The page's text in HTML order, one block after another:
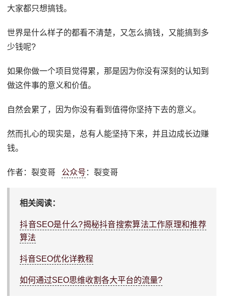
大家都只想搞钱。
世界是什么样子的都看不清楚，又怎么搞钱，又能搞到多
少钱呢?
如果你做一个项目觉得累，那是因为你没有深刻的认知到
做这件事的意义和价值。
自然会累了，因为你没有看到值得你坚持下去的意义。
然而扎心的现实是，总有人能坚持下来，并且边成长边赚
钱。
作者：裂变哥 公众号 ：裂变哥
相关阅读：
抖音SEO是什么?揭秘抖音搜索算法工作原理和推荐
算法
抖音SEO优化详教程
如何通过SEO思维收割各大平台的流量?